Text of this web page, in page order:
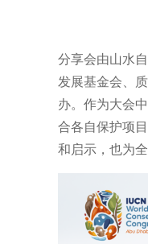
分享会由山水
发展基金会、
办。作为大会
合各自保护项
和启示，也为